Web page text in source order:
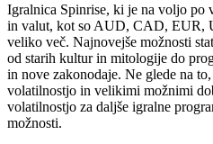
Igralnica Spinrise, ki je na voljo po
in valut, kot so AUD, CAD, EUR,
veliko več. Najnovejše možnosti
od starih kultur in mitologije do
in nove zakonodaje. Ne glede na
volatilnostjo in velikimi možnimi
volatilnostjo za daljše igralne
možnosti.